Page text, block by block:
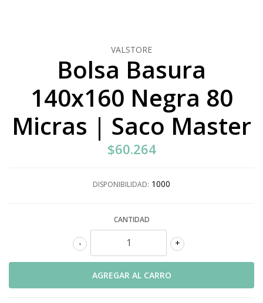
VALSTORE
Bolsa Basura
140x160 Negra 80
Micras | Saco Master
$60.264
DISPONIBILIDAD: 1000
CANTIDAD
+
-